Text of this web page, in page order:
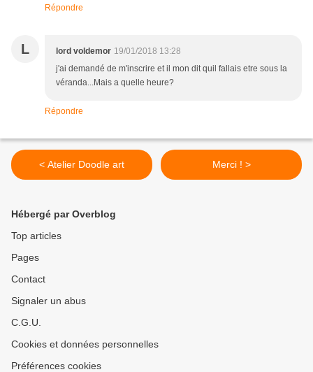
Répondre
L lord voldemor 19/01/2018 13:28
j'ai demandé de m'inscrire et il mon dit quil fallais etre sous la
véranda...Mais a quelle heure?
Répondre
< Atelier Doodle art Merci ! >
Hébergé par Overblog
Top articles
Pages
Contact
Signaler un abus
C.G.U.
Cookies et données personnelles
Préférences cookies